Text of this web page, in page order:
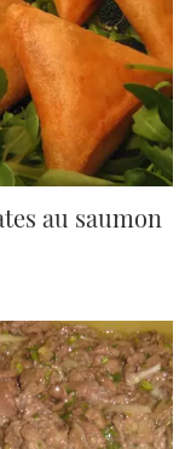
au saumon